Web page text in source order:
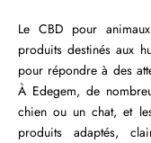
Le CBD pour
produits destinés aux
pour répondre à des
À Edegem, de
chien ou un chat, et
produits adaptés,